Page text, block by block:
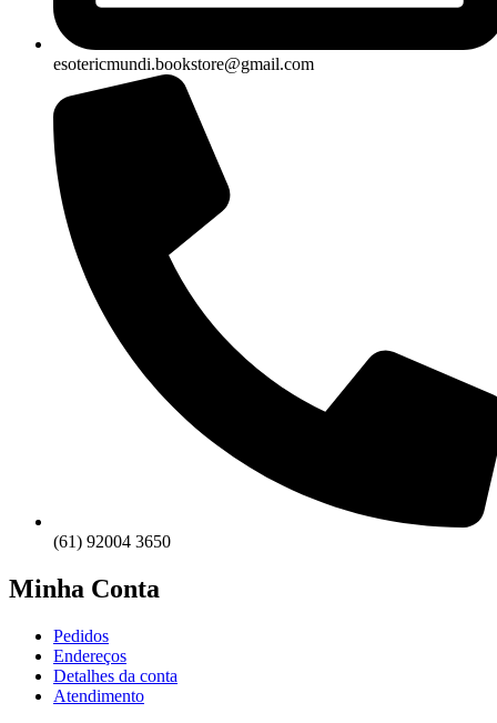
esotericmundi.bookstore@gmail.com
(61) 92004 3650
Minha Conta
Pedidos
Endereços
Detalhes da conta
Atendimento